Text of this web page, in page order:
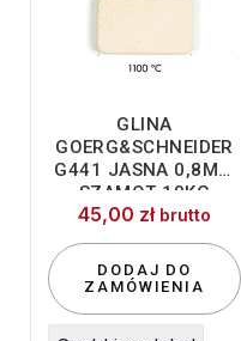
GLINA
GOERG&SCHNEIDER
G441 JASNA 0,8MM
SZAMOT 10KG
45,00 zł brutto
DODAJ DO
ZAMÓWIENIA